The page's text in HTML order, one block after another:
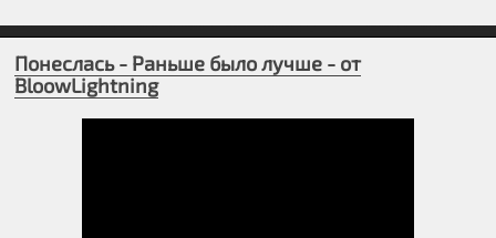
Понеслась - Раньше было лучше - от
BloowLightning